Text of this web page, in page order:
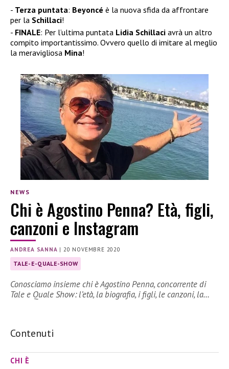
Terza puntata: Beyoncé è la nuova sfida da affrontare
per la Schillaci!
FINALE: Per l’ultima puntata Lidia Schillaci avrà un altro
compito importantissimo. Ovvero quello di imitare al meglio
la meravigliosa Mina!
NEWS
Chi è Agostino Penna? Età, figli,
canzoni e Instagram
ANDREA SANNA |20 NOVEMBRE 2020
TALE-E-QUALE-SHOW
Conosciamo insieme chi è Agostino Penna, concorrente di
Tale e Quale Show: l’età, la biografia, i figli, le canzoni, la…
Contenuti
CHI È